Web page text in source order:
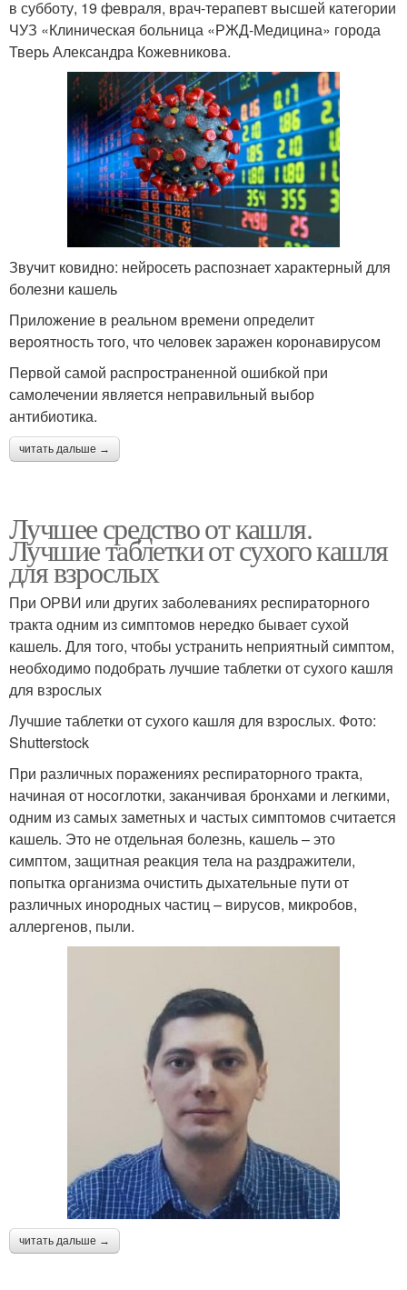
в субботу, 19 февраля, врач-терапевт высшей категории
ЧУЗ «Клиническая больница «РЖД-Медицина» города
Тверь Александра Кожевникова.
Звучит ковидно: нейросеть распознает характерный для
болезни кашель
Приложение в реальном времени определит
вероятность того, что человек заражен коронавирусом
Первой самой распространенной ошибкой при
самолечении является неправильный выбор
антибиотика.
читать дальше →
Лучшее средство от кашля.
Лучшие таблетки от сухого кашля
для взрослых
При ОРВИ или других заболеваниях респираторного
тракта одним из симптомов нередко бывает сухой
кашель. Для того, чтобы устранить неприятный симптом,
необходимо подобрать лучшие таблетки от сухого кашля
для взрослых
Лучшие таблетки от сухого кашля для взрослых. Фото:
Shutterstock
При различных поражениях респираторного тракта,
начиная от носоглотки, заканчивая бронхами и легкими,
одним из самых заметных и частых симптомов считается
кашель. Это не отдельная болезнь, кашель – это
симптом, защитная реакция тела на раздражители,
попытка организма очистить дыхательные пути от
различных инородных частиц – вирусов, микробов,
аллергенов, пыли.
читать дальше →